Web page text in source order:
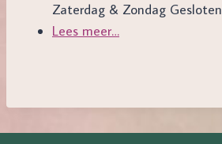
Zaterdag & Zondag Gesloten
Lees meer…